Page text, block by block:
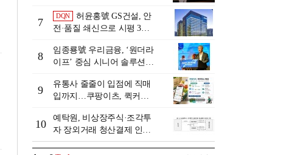
view]
7
DQN
허윤홍號 GS건설, 안
전·품질 쇄신으로 시평 3위
8
임종룡號 우리금융, ‘원더라
이프’ 중심 시니어 솔루션
[금융 시니어 비즈니스 돋보
기]
9
유통사 줄줄이 입점에 직매
입까지…쿠팡이츠, 퀵커머
10
예탁원, 비상장주식·조각투
자 장외거래 청산결제 인프
라 구축 착수